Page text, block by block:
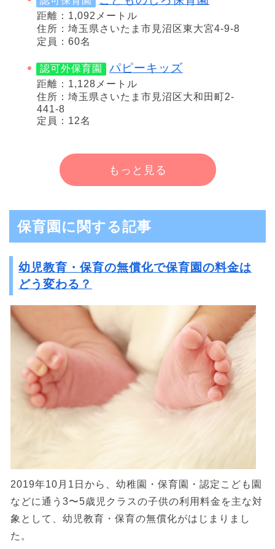
距離：1,092メートル
住所：埼玉県さいたま市見沼区東大宮4-9-8
定員：60名
認可外保育園 パピーキッズ
距離：1,128メートル
住所：埼玉県さいたま市見沼区大和田町2-
441-8
定員：12名
もっと見る
保育園に関する記事
幼児教育・保育の無償化で保育園の料金は
どう変わる？
2019年10月1日から、幼稚園・保育園・認定こども園
などに通う3〜5歳児クラスの子供の利用料金を主な対
象として、幼児教育・保育の無償化がはじまりまし
た。